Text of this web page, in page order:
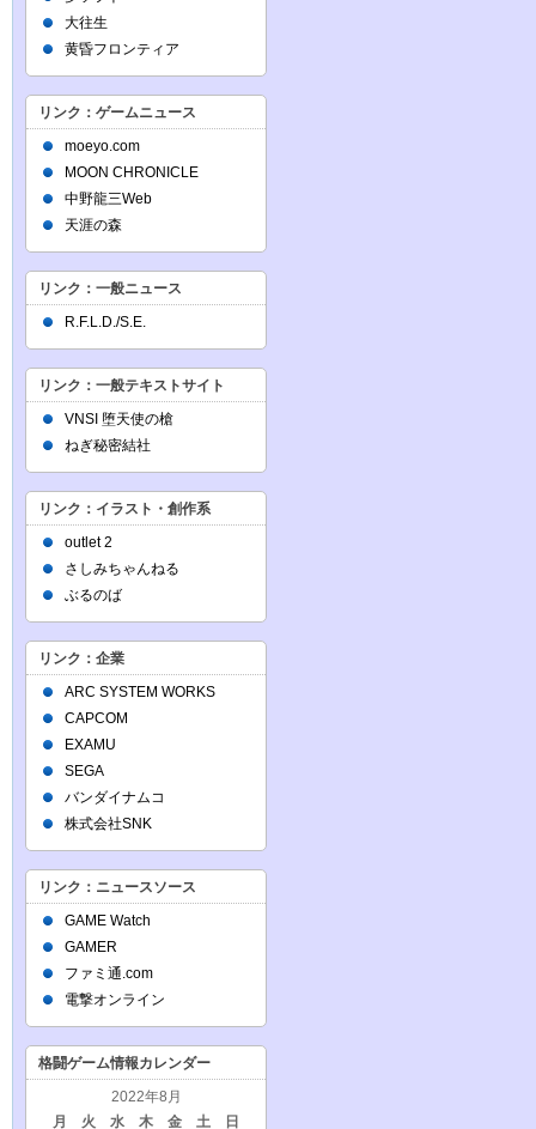
大往生
黄昏フロンティア
リンク：ゲームニュース
moeyo.com
MOON CHRONICLE
中野龍三Web
天涯の森
リンク：一般ニュース
R.F.L.D./S.E.
リンク：一般テキストサイト
VNSI 堕天使の槍
ねぎ秘密結社
リンク：イラスト・創作系
outlet 2
さしみちゃんねる
ぶるのば
リンク：企業
ARC SYSTEM WORKS
CAPCOM
EXAMU
SEGA
バンダイナムコ
株式会社SNK
リンク：ニュースソース
GAME Watch
GAMER
ファミ通.com
電撃オンライン
格闘ゲーム情報カレンダー
2022年8月
月
火 水 木 金 土 日